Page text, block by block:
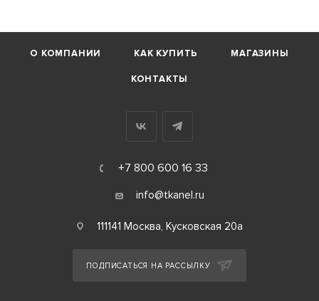
О КОМПАНИИ КАК КУПИТЬ МАГАЗИНЫ
КОНТАКТЫ
+7 800 600 16 33
info@tkanel.ru
111141 Москва, Кусковская 20а
ПОДПИСАТЬСЯ НА РАССЫЛКУ